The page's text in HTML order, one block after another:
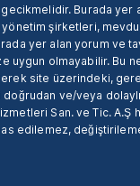
Burada yer
şirketleri,
yer alan yorum ve
uygun olmayabilir. Bu
site üzerindeki,
ve/veya
San. ve Tic.
edilemez,